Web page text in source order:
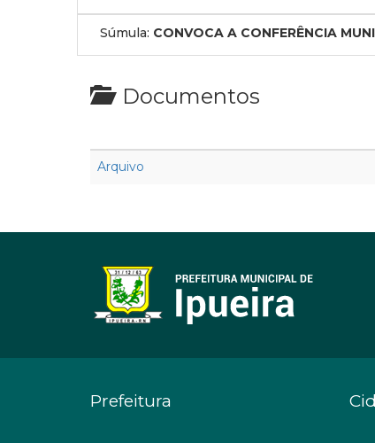
Súmula: CONVOCA A CONFERÊNCIA
Documentos
Arquivo
Prefeitura